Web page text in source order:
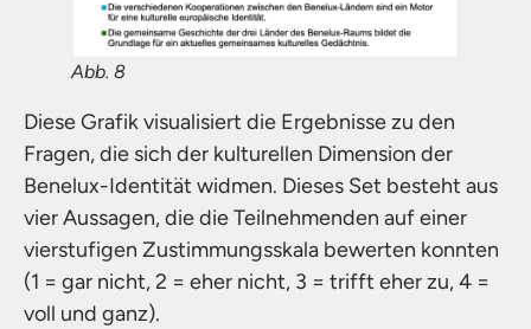
Abb. 8
Diese Grafik visualisiert die Ergebnisse zu den
Fragen, die sich der kulturellen Dimension der
Benelux-Identität widmen. Dieses Set besteht aus
vier Aussagen, die die Teilnehmenden auf einer
vierstufigen Zustimmungsskala bewerten konnten
(1 = gar nicht, 2 = eher nicht, 3 = trifft eher zu, 4 =
voll und ganz).